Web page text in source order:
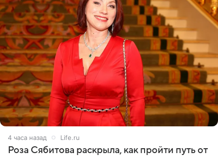
4 часа назад Life.ru
Роза Сябитова раскрыла, как пройти путь от